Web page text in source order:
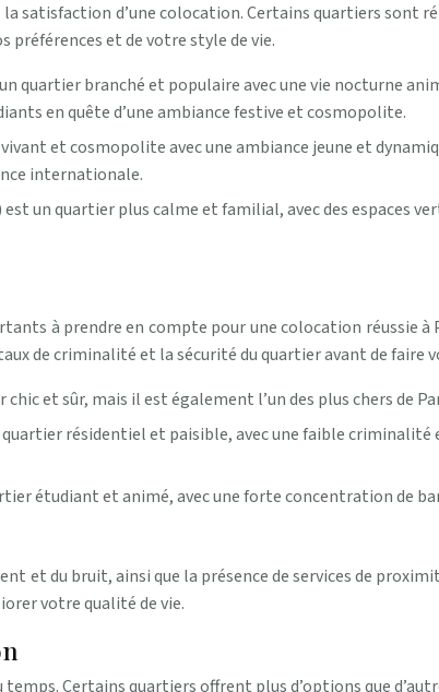
satisfaction d’une colocation. Certains quartiers sont
préférences et de votre style de vie.
quartier branché et populaire avec une vie nocturne
en quête d’une ambiance festive et cosmopolite.
et cosmopolite avec une ambiance jeune et
internationale.
un quartier plus calme et familial, avec des espaces
à prendre en compte pour une colocation réussie
de criminalité et la sécurité du quartier avant de faire
et sûr, mais il est également l’un des plus chers de
résidentiel et paisible, avec une faible
étudiant et animé, avec une forte concentration de
et du bruit, ainsi que la présence de services de
votre qualité de vie.
Certains quartiers offrent plus d’options que